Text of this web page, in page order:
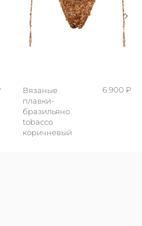
Вязаные
плавки-
бразильяно
tobacco
коричневый
6 900 ₽